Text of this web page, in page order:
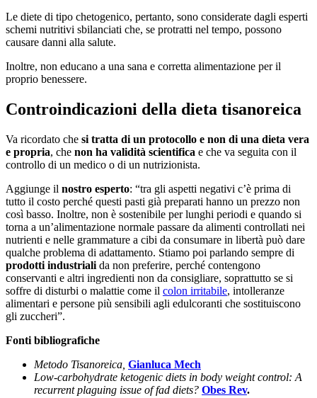
Le diete di tipo chetogenico, pertanto, sono considerate dagli esperti
schemi nutritivi sbilanciati che, se protratti nel tempo, possono
causare danni alla salute.
Inoltre, non educano a una sana e corretta alimentazione per il
proprio benessere.
Controindicazioni della dieta tisanoreica
Va ricordato che si tratta di un protocollo e non di una dieta vera
e propria, che non ha validità scientifica e che va seguita con il
controllo di un medico o di un nutrizionista.
Aggiunge il nostro esperto: “tra gli aspetti negativi c’è prima di
tutto il costo perché questi pasti già preparati hanno un prezzo non
così basso. Inoltre, non è sostenibile per lunghi periodi e quando si
torna a un’alimentazione normale passare da alimenti controllati nei
nutrienti e nelle grammature a cibi da consumare in libertà può dare
qualche problema di adattamento. Stiamo poi parlando sempre di
prodotti industriali da non preferire, perché contengono
conservanti e altri ingredienti non da consigliare, soprattutto se si
soffre di disturbi o malattie come il colon irritabile, intolleranze
alimentari e persone più sensibili agli edulcoranti che sostituiscono
gli zuccheri”.
Fonti bibliografiche
Metodo Tisanoreica, Gianluca Mech
Low-carbohydrate ketogenic diets in body weight control: A
recurrent plaguing issue of fad diets? Obes Rev.